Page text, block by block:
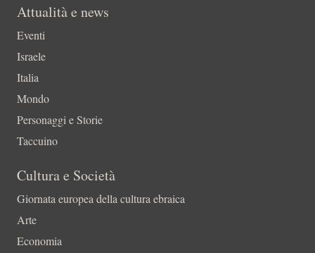
Attualità e news
Eventi
Israele
Italia
Mondo
Personaggi e Storie
Taccuino
Cultura e Società
Giornata europea della cultura ebraica
Arte
Economia